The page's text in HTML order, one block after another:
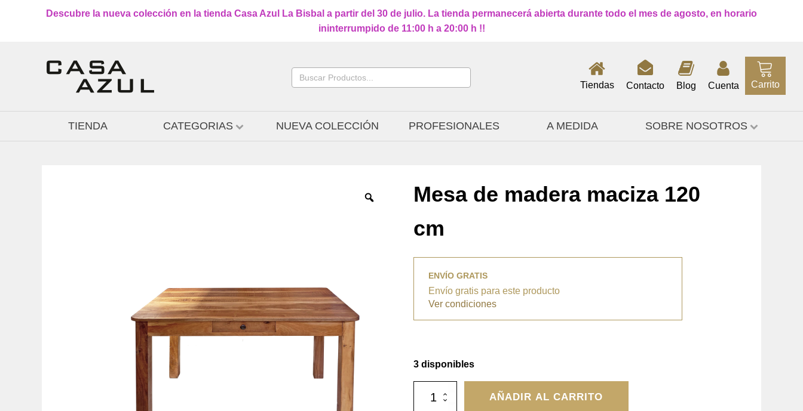
Descubre la nueva colección en la tienda Casa Azul La Bisbal a partir del 30 de julio. La tienda permanecerá abierta durante todo el mes de agosto, en horario
ininterrumpido de 11:00 h a 20:00 h !!
Buscar:
Tiendas Contacto Blog Cuenta Carrito
TIENDA CATEGORIAS NUEVA COLECCIÓN PROFESIONALES A MEDIDA SOBRE NOSOTROS
Mesa de madera maciza 120
cm
ENVÍO GRATIS
Envío gratis para este producto
Ver condiciones
3 disponibles
AÑADIR AL CARRITO